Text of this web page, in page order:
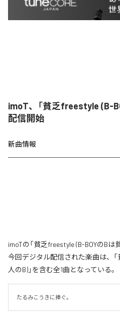
imoT、「貧乏freestyle (B-
配信開始
新曲情報
imoTの「貧乏freestyle (B-BOYのBは
今回デジタル配信された楽曲は、「
人のB)」を含む全1曲となっている。
たるみこうきに捧ぐ。